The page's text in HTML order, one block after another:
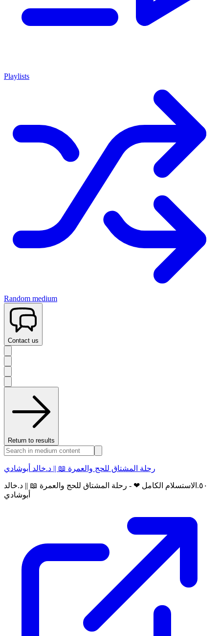
Playlists
Random medium
Contact us
Return to results
رحلة المشتاق للحج والعمرة 📖 || د.خالد أبوشادي
٥٠.الاستسلام الكامل ❤ - رحلة المشتاق للحج والعمرة 📖 || د.خالد
أبوشادي